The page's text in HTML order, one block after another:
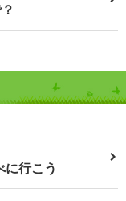
行こう